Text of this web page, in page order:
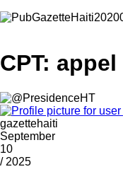
CPT:
gazettehaiti
September
10
/ 2025